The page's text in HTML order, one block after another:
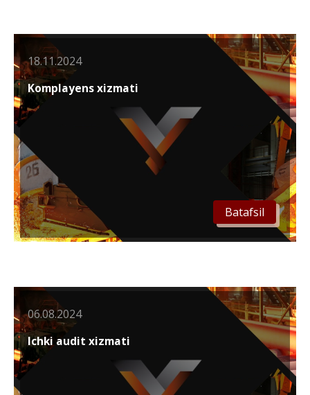
Batafsil
18.11.2024
Komplayens xizmati
06.08.2024
Ichki audit xizmati